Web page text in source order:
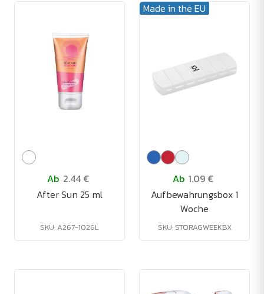
Ab 2.44 €
After Sun 25 ml
SKU: A267-1026L
Made in the EU
Ab 1.09 €
Aufbewahrungsbox 1
Woche
SKU: STORAGWEEKBX